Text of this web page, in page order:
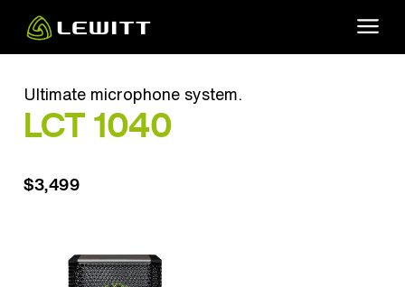
main
Ultimate microphone system.
LCT 1040
$3,499